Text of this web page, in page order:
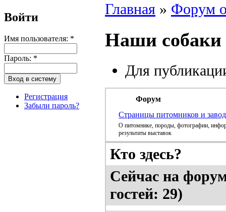
Войти
Имя пользователя: *
Пароль: *
Регистрация
Забыли пароль?
Главная » Форум
Наши собаки
Для
Форум
Страницы питомников и
О питомнике, породы, фотографии,
результаты выставок
Кто здесь?
Сейчас на
гостей: 29)